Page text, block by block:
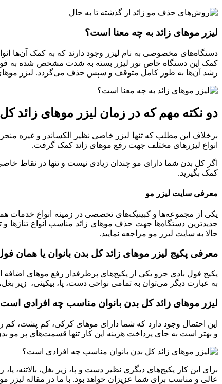
لیزر موهای زائد به چه معنا است؟
دستگاه‌های مخصوصی به نام لیزر وجود دارند که به کمک آن‌ها
کمک این دستگاه خاص نور لیزر بسته به شدت مشخص شده به
رشد آن‌ها به طور کامل متوقف و سپس حذف می‌گردد. لیزر موهای
دو نکته مهم که در زمان لیزر موهای زائد کل
برخلاف این مطلب که تنها لیزر خاصی نظیر الکساندر و غیره
انواع لیزرهای مختلف جهت رفع موهای زائد کمک گرفت.
اگر کل بدن شما دارای مو چندان زیادی نیست و تنها در نقاط خاصی
کمک بگیرید.
معرفی سایت لیزر مو
یکی از مجموعه‌ها و کبینیک‌های تخصصی در زمینه انواع خدمات
جدیدترین دستگاه‌ها جهت حذف موهای زائد مناسب انواع
حالا به سایت لیزر مو مراجعه نمایید.
معرفی پکیج لیزر موهای زائد کل بدن بانوان یا همان
پکیج فول بادی جزو یکی از پکیج‌های پرطرفدار رفع موهای
به عبارت دیگر می‌توان به تمامی نواحی دست، پا، بیکینی، زیر
لیزر موهای زائد کل بدن بانوان مناسب چه افرادی
این احتمال وجود دارد که شما دارای موهای کرکی، کم پشت، کم
و بهتر است به جای پرداخت هزینه این کار تنها قسمت‌های پر مو بدن
برای این کار پکیج‌های دیگری نظیر دست و پا، زیر بغل، بالاتنه،
عالی و مناسب برای شما عزیزان خواهد بود. با ما در مقاله لیزر